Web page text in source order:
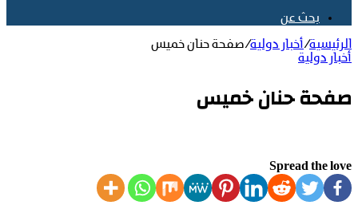
بحث عن
الرئيسية/أخبار دولية/صفحة حنان خميس
أخبار دولية
صفحة حنان خميس
Spread the love